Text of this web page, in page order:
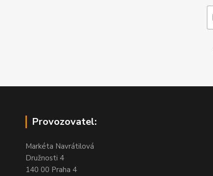
Provozovatel:
Markéta Navrátilová
Družnosti 4
140 00 Praha 4